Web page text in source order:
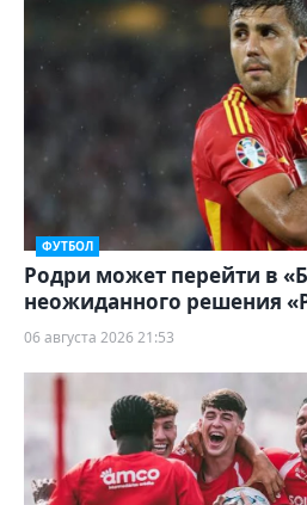
ФУТБОЛ
Родри может перейти в
неожиданного решения
06 августа 2026 21:53